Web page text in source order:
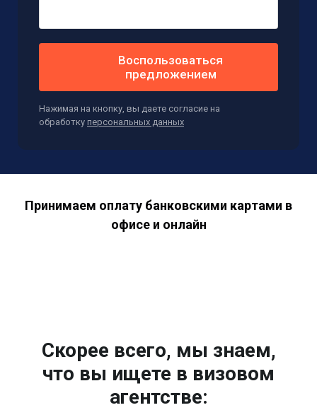
Воспользоваться
предложением
Нажимая на кнопку, вы даете согласие на
обработку персональных данных
Принимаем оплату банковскими картами в
офисе и онлайн
Скорее всего, мы знаем,
что вы ищете в визовом
агентстве: